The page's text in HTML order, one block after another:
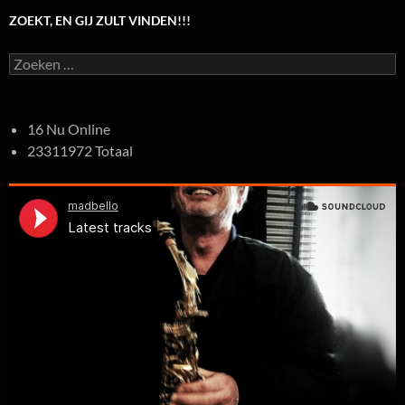
ZOEKT, EN GIJ ZULT VINDEN!!!
Zoeken
naar:
16 Nu Online
23311972 Totaal